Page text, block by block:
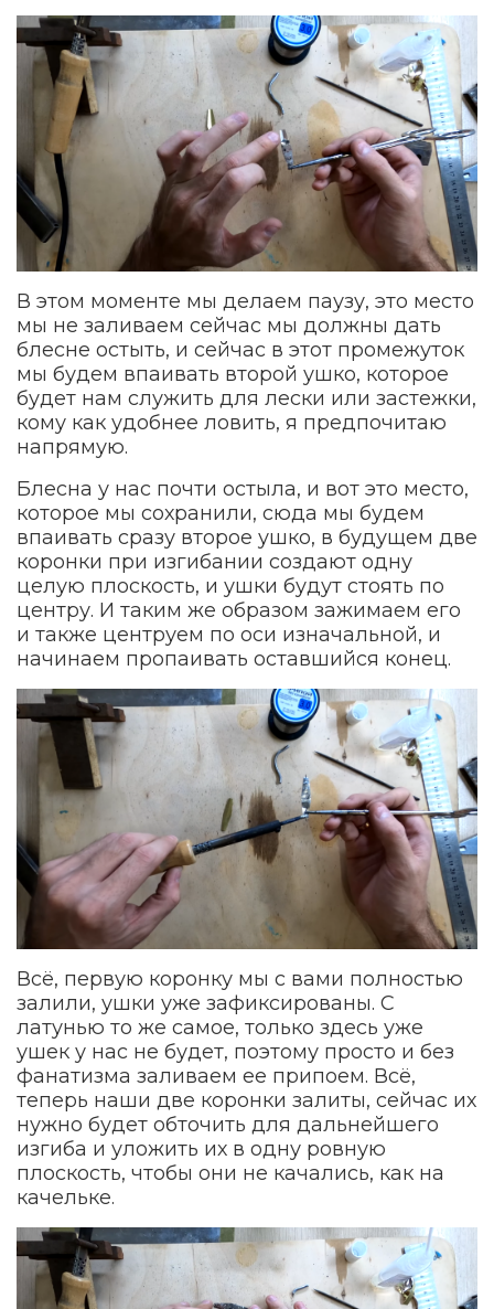
В этом моменте мы делаем паузу, это место
мы не заливаем сейчас мы должны дать
блесне остыть, и сейчас в этот промежуток
мы будем впаивать второй ушко, которое
будет нам служить для лески или застежки,
кому как удобнее ловить, я предпочитаю
напрямую.
Блесна у нас почти остыла, и вот это место,
которое мы сохранили, сюда мы будем
впаивать сразу второе ушко, в будущем две
коронки при изгибании создают одну
целую плоскость, и ушки будут стоять по
центру. И таким же образом зажимаем его
и также центруем по оси изначальной, и
начинаем пропаивать оставшийся конец.
Всё, первую коронку мы с вами полностью
залили, ушки уже зафиксированы. С
латунью то же самое, только здесь уже
ушек у нас не будет, поэтому просто и без
фанатизма заливаем ее припоем. Всё,
теперь наши две коронки залиты, сейчас их
нужно будет обточить для дальнейшего
изгиба и уложить их в одну ровную
плоскость, чтобы они не качались, как на
качельке.